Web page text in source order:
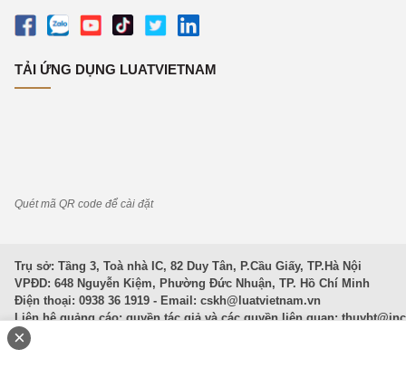
TẢI ỨNG DỤNG LUATVIETNAM
Quét mã QR code để cài đặt
Trụ sở: Tầng 3, Toà nhà IC, 82 Duy Tân, P.Cầu Giấy, TP.Hà Nội
VPĐD: 648 Nguyễn Kiệm, Phường Đức Nhuận, TP. Hồ Chí Minh
Điện thoại: 0938 36 1919 - Email: cskh@luatvietnam.vn
Liên hệ quảng cáo; quyền tác giả và các quyền liên quan:
Văn Bản Pháp Luật
×